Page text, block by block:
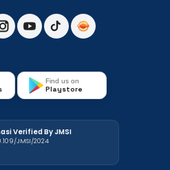
Find us on
Playstore
Verified By JMSI
JMSI/2024